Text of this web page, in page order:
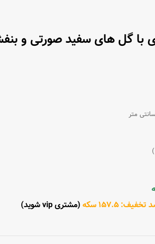
با گل های سفید صورتی و
(مشتری vip شوید)